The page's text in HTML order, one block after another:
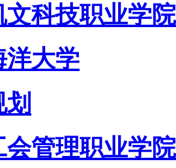
文科技职业学院
洋大学
会管理职业学院